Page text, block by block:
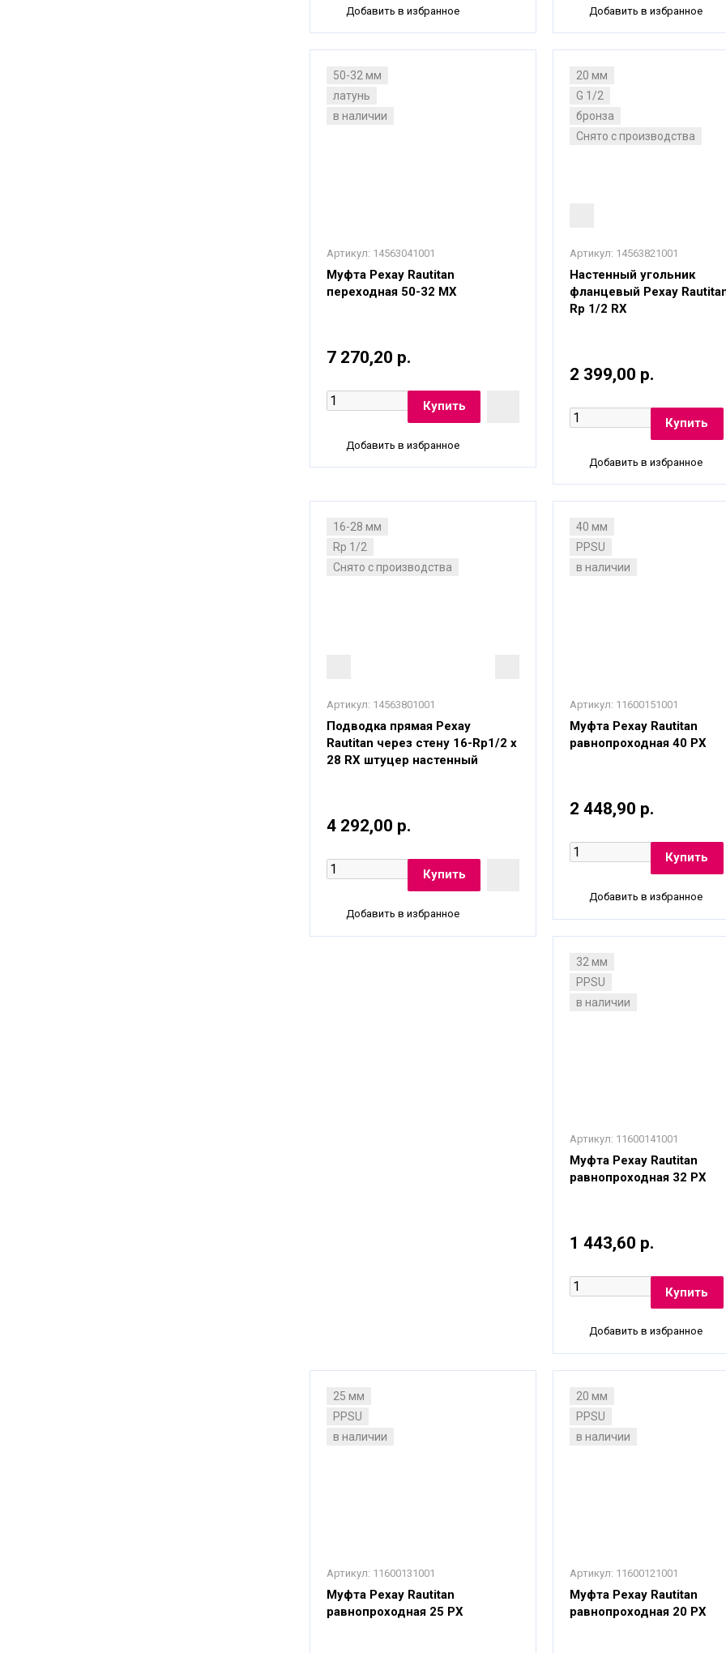
Добавить в избранное Добавить в избранное
50-32 мм
латунь
в наличии
Артикул: 14563041001
Муфта Рехау Rautitan
переходная 50-32 MX
7 270,20 р.
Добавить в избранное
20 мм
G 1/2
бронза
Снято с производства
Артикул: 14563821001
Настенный угольник
фланцевый Рехау
Rp 1/2 RX
2 399,00 р.
Добавить в избранное
16-28 мм
Rp 1/2
Снято с производства
Артикул: 14563801001
Подводка прямая Рехау
Rautitan через стену 16-Rp1/2 x
28 RX штуцер настенный
4 292,00 р.
Добавить в избранное
40 мм
PPSU
в наличии
Артикул: 11600151001
Муфта Рехау Rautitan
равнопроходная 40 PХ
2 448,90 р.
Добавить в избранное
32 мм
PPSU
в наличии
Артикул: 11600141001
Муфта Рехау Rautitan
равнопроходная 32 PХ
1 443,60 р.
Добавить в избранное
25 мм
PPSU
в наличии
Артикул: 11600131001
Муфта Рехау Rautitan
равнопроходная 25 РХ
20 мм
PPSU
в наличии
Артикул: 11600121001
Муфта Рехау Rautitan
равнопроходная 20 PХ